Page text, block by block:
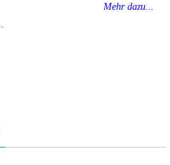
Mehr dazu...